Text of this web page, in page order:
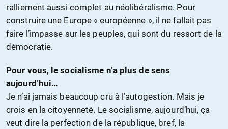
ralliement aussi complet au néolibéralisme. Pour
construire une Europe « européenne », il ne fallait pas
faire l’impasse sur les peuples, qui sont du ressort de la
démocratie.
Pour vous, le socialisme n’a plus de sens
aujourd’hui…
Je n’ai jamais beaucoup cru à l’autogestion. Mais je
crois en la citoyenneté. Le socialisme, aujourd’hui, ça
veut dire la perfection de la république, bref, la